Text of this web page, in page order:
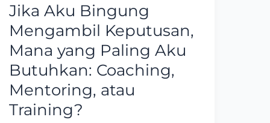
Jika Aku Bingung
Mengambil Keputusan,
Mana yang Paling Aku
Butuhkan: Coaching,
Mentoring, atau
Training?
Jika
Aku
Bingung
Mengambil
Keputusan,
Mana
yang
Paling